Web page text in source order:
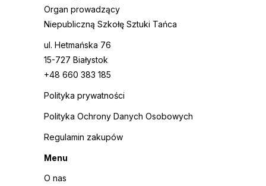
Organ prowadzący
Niepubliczną Szkołę Sztuki Tańca
ul. Hetmańska 76
15-727 Białystok
+48 660 383 185
Polityka prywatności
Polityka Ochrony Danych Osobowych
Regulamin zakupów
Menu
O nas